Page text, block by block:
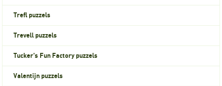
Trefl puzzels
Trevell puzzels
Tucker's Fun Factory puzzels
Valentijn puzzels